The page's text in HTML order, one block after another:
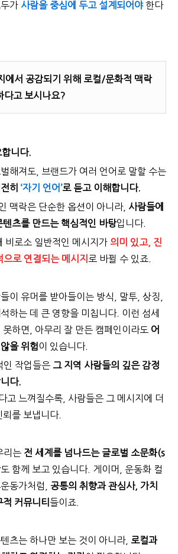
가 사람을 중심에 두고 설계되어야한다
에서 공감되기 위해 로컬/문화적 맥락
다고 보시나요?
니다.
해져도, 브랜드가 여러 언어로 말할 수는
히 ‘자기 언어’로 듣고 이해합니다.
맥락은 단순한 옵션이 아니라, 사람들에
텐츠를 만드는 핵심적인 바탕입니다.
비로소 일반적인 메시지가 의미 있고, 진
로 연결되는 메시지 로 바뀔 수 있죠.
이 유머를 받아들이는 방식, 말투, 상징,
하는 데 큰 영향을 미칩니다. 이런 섬세
하면, 아무리 잘 만든 캠페인이라도 어
을 위험이 있습니다.
인 작업들은 그 지역 사람들의 깊은 감정
다.
고 느껴질수록, 사람들은 그 메시지에 더
를 보냅니다.
리는 전 세계를 넘나드는 글로벌 소문화(s
도 함께 보고 있습니다. 게이머, 운동화 컬
동가처럼, 공통의 취향과 관심사, 가치
커뮤니티 들이죠.
츠는 하나만 보는 것이 아니라, 로컬과